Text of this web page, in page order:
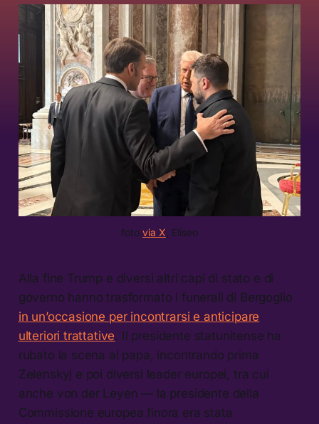
foto via X , Eliseo
Alla fine Trump e diversi altri capi di stato e di
governo hanno trasformato i funerali di Bergoglio
in un’occasione per incontrarsi e anticipare
ulteriori trattative. Il presidente statunitense ha
rubato la scena al papa, incontrando prima
Zelenskyj e poi diversi leader europei, tra cui
anche von der Leyen — la presidente della
Commissione europea finora era stata